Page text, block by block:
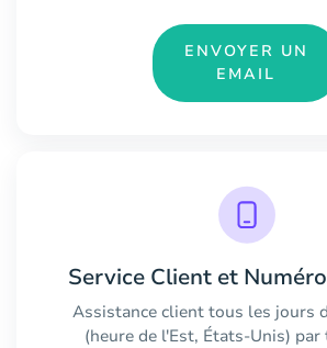
ENVOYER UN
EMAIL
Service Client et
Assistance client tous les jours
(heure de l'Est, États-Unis) par